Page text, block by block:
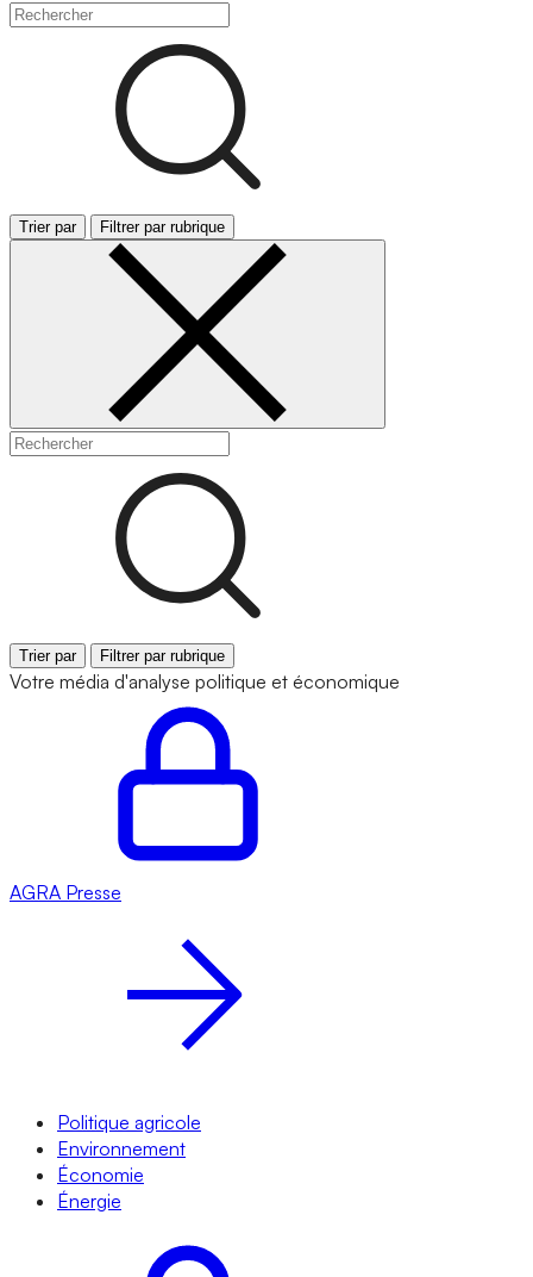
Trier par Filtrer par rubrique
Trier par Filtrer par rubrique
Votre média d'analyse politique et économique
AGRA Presse
Politique agricole
Environnement
Économie
Énergie